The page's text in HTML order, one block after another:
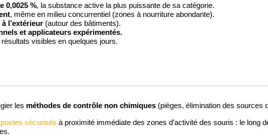
0,0025 %, la substance active la plus puissante de sa catégorie.
, même en milieu concurrentiel (zones à nourriture abondante).
l’extérieur (autour des bâtiments).
et applicateurs expérimentés.
visibles en quelques jours.
les méthodes de contrôle non chimiques (pièges, élimination des sources
postes sécurisés à proximité immédiate des zones d’activité des souris : le